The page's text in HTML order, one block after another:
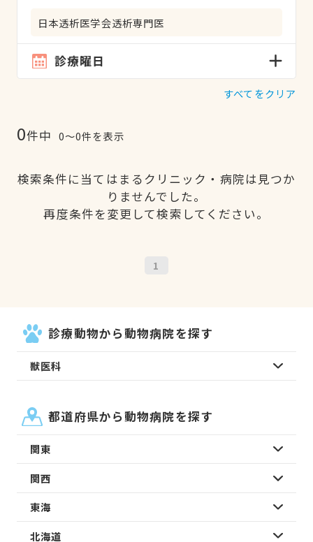
日本透析医学会透析専門医
診療曜日
すべてをクリア
0件中 0〜0件を表示
検索条件に当てはまるクリニック・病院は見つか
りませんでした。
再度条件を変更して検索してください。
1
診療動物から動物病院を探す
獣医科
都道府県から動物病院を探す
関東
関西
東海
北海道